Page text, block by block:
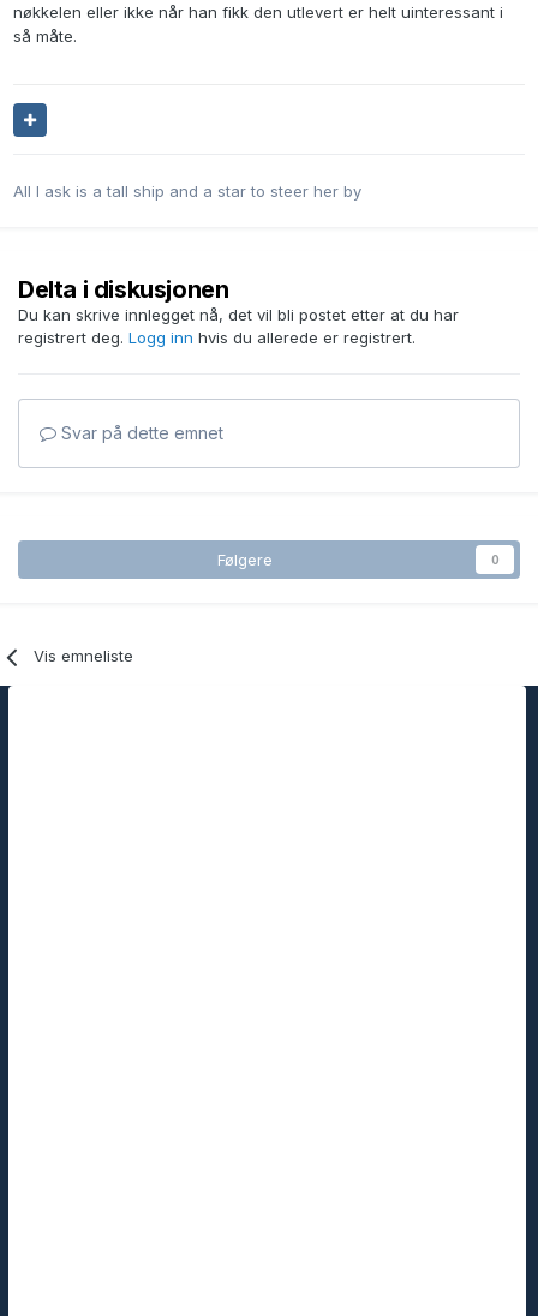
nøkkelen eller ikke når han fikk den utlevert er helt uinteressant i
så måte.
All I ask is a tall ship and a star to steer her by
Delta i diskusjonen
Du kan skrive innlegget nå, det vil bli postet etter at du har
registrert deg. Logg inn hvis du allerede er registrert.
Svar på dette emnet
Følgere 0
Vis emneliste